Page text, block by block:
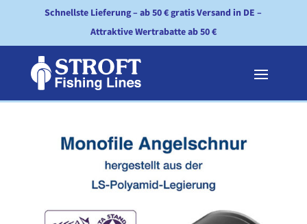
Schnellste Lieferung – ab 50 € gratis Versand in DE –
Attraktive Wertrabatte ab 50 €